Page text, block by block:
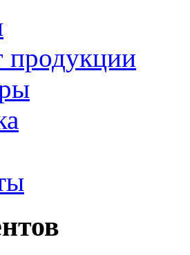
продукции